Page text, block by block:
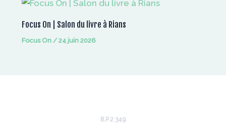
Focus On | Salon du livre à Rians
Focus On/24 juin 2026
B.P.2 349